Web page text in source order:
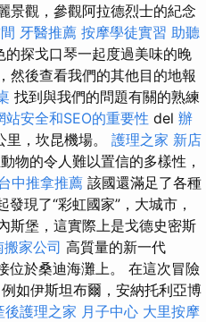
景觀，參觀阿拉德烈士的紀念
牙醫推薦 按摩學徒實習 助聽
探戈口琴一起度過美味的晚
然後查看我們的其他目的地報
找到與我們的問題有關的熟練
站安全和SEO的重要性 del 辦
，坎昆機場。 護理之家 新店
物的令人難以置信的多樣性，
中推拿推薦 該國還滿足了各種
發現了“彩虹國家”，大城市，
斯堡，這實際上是戈德史密斯
搬家公司 高質量的新一代
位於桑迪海灘上。 在這次冒險
如伊斯坦布爾，安納托利亞博
後護理之家 月子中心 大里按摩